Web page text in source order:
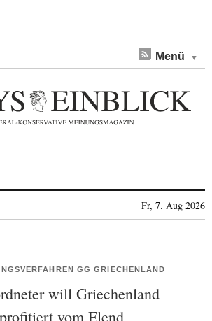
Menü
Fr, 7. Aug 2026
GG GRIECHENLAND
will Griechenland
vom Elend